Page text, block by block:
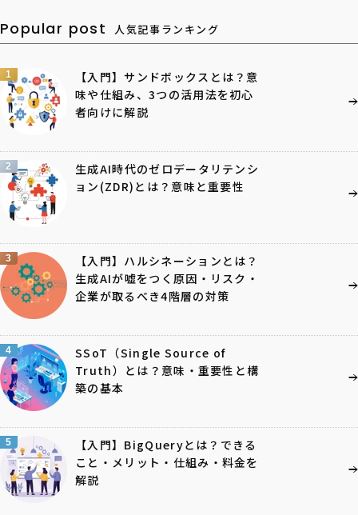
Popular post 人気記事ランキング
1
【入門】サンドボックスとは？意
味や仕組み、3つの活用法を初心
者向けに解説
2
生成AI時代のゼロデータリテンシ
ョン(ZDR)とは？意味と重要性
3
【入門】ハルシネーションとは？
生成AIが嘘をつく原因・リスク・
企業が取るべき4階層の対策
4
SSoT（Single Source of
Truth）とは？意味・重要性と構
築の基本
5
【入門】BigQueryとは？できる
こと・メリット・仕組み・料金を
解説